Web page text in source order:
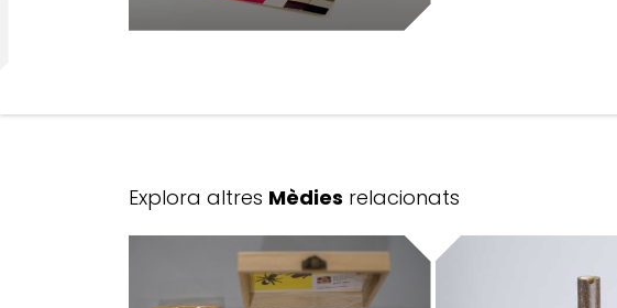
Explora altres Mèdies relacionats